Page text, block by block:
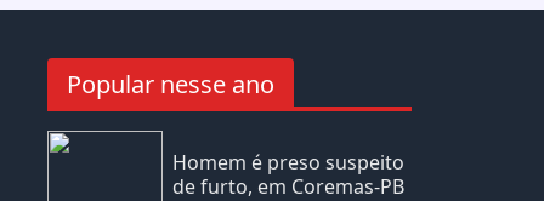
Popular nesse ano
Homem é preso suspeito
de furto, em Coremas-PB